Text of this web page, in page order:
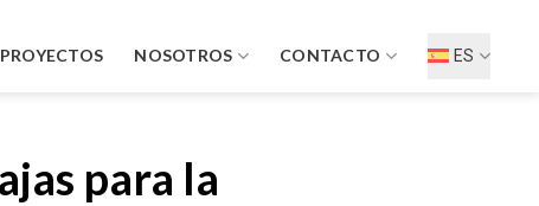
PROYECTOS NOSOTROS CONTACTO ES
para la